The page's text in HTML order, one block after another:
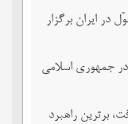
در ایران برگزار
جمهوری اسلامی
برترین راهبرد